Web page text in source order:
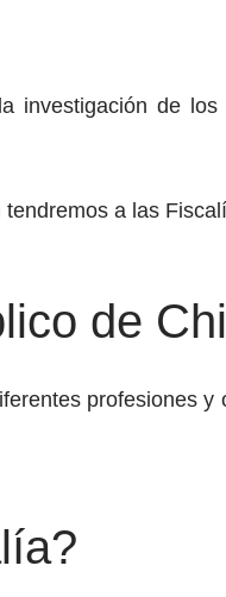
investigación de
a las
de
profesiones